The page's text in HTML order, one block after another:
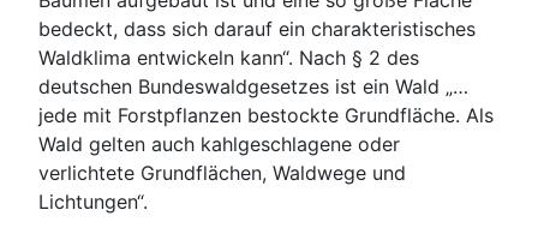
bedeckt, dass sich darauf ein charakteristisches
Waldklima entwickeln kann“. Nach § 2 des
deutschen Bundeswaldgesetzes ist ein Wald „…
jede mit Forstpflanzen bestockte Grundfläche. Als
Wald gelten auch kahlgeschlagene oder
verlichtete Grundflächen, Waldwege und
Lichtungen“.